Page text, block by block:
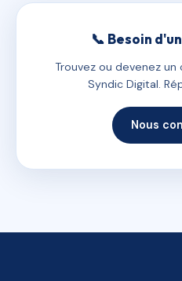
📞 Besoin
Trouvez ou devenez
Syndic Digital.
Nous